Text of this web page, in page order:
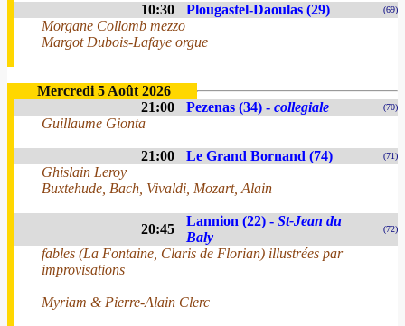
10:30 Plougastel-Daoulas (29) (69)
Morgane Collomb mezzo
Margot Dubois-Lafaye orgue
Mercredi 5 Août 2026
21:00
Pezenas (34) - collegiale (70)
Guillaume Gionta
21:00 Le Grand Bornand (74) (71)
Ghislain Leroy
Buxtehude, Bach, Vivaldi, Mozart, Alain
20:45
Lannion (22) - St-Jean du
Baly
(72)
fables (La Fontaine, Claris de Florian) illustrées par
improvisations
Myriam & Pierre-Alain Clerc